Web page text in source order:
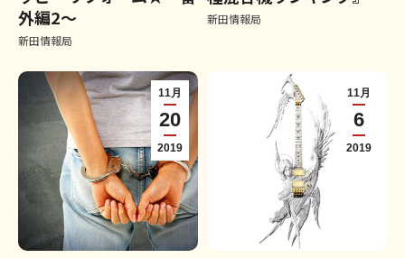
外編2～
新田情報局
新田情報局
11月
20
2019
11月
6
2019